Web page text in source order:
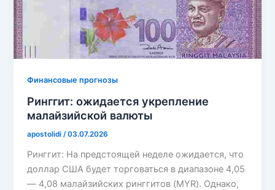
Финансовые прогнозы
Ринггит: ожидается укрепление
малайзийской валюты
apostolidi /03.07.2026
Ринггит: На предстоящей неделе ожидается, что
доллар США будет торговаться в диапазоне 4,05
— 4,08 малайзийских ринггитов (MYR). Однако,